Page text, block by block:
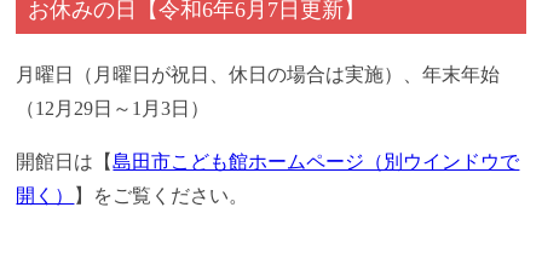
お休みの日【令和6年6月7日更新】
月曜日（月曜日が祝日、休日の場合は実施）、年末年始
（12月29日～1月3日）
開館日は【島田市こども館ホームページ（別ウインドウで
開く）
】をご覧ください。